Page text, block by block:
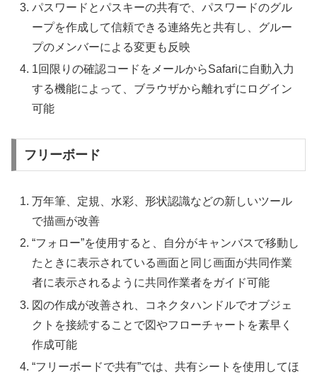
パスワードとパスキーの共有で、パスワードのグル
ープを作成して信頼できる連絡先と共有し、グルー
プのメンバーによる変更も反映
1回限りの確認コードをメールからSafariに自動入力
する機能によって、ブラウザから離れずにログイン
可能
フリーボード
万年筆、定規、水彩、形状認識などの新しいツール
で描画が改善
“フォロー”を使用すると、自分がキャンバスで移動し
たときに表示されている画面と同じ画面が共同作業
者に表示されるように共同作業者をガイド可能
図の作成が改善され、コネクタハンドルでオブジェ
クトを接続することで図やフローチャートを素早く
作成可能
“フリーボードで共有”では、共有シートを使用してほ